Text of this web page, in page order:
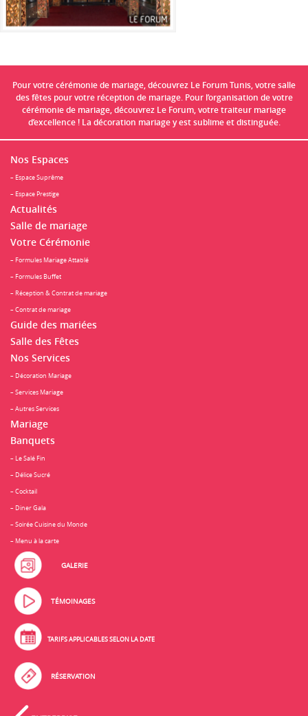
Pour votre cérémonie de mariage, découvrez Le Forum Tunis, votre salle
des fêtes pour votre réception de mariage. Pour l’organisation de votre
cérémonie de mariage, découvrez Le Forum, votre traiteur mariage
d’excellence ! La décoration mariage y est sublime et distinguée.
Nos Espaces
– Espace Suprême
– Espace Prestige
Actualités
Salle de mariage
Votre Cérémonie
– Formules Mariage Attablé
– Formules Buffet
– Réception & Contrat de mariage
– Contrat de mariage
Guide des mariées
Salle des Fêtes
Nos Services
– Décoration Mariage
– Services Mariage
– Autres Services
Mariage
Banquets
– Le Salé Fin
– Délice Sucré
– Cocktail
– Diner Gala
– Soirée Cuisine du Monde
– Menu à la carte
GALERIE
TÉMOINAGES
TARIFS APPLICABLES SELON LA DATE
RÉSERVATION